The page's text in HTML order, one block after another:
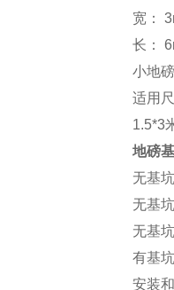
宽：
长：
小地
适用
1.5*3
地磅
无基
无基
无基
有基
安装